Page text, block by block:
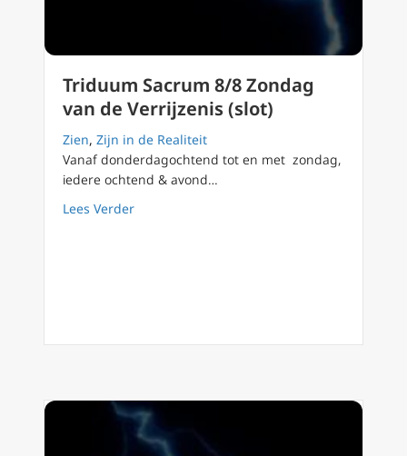
Triduum Sacrum 8/8 Zondag
van de Verrijzenis (slot)
Zien, Zijn in de Realiteit
Vanaf donderdagochtend tot en met zondag,
iedere ochtend & avond…
Lees Verderabout Triduum Sacrum 8/8 Zondag van de